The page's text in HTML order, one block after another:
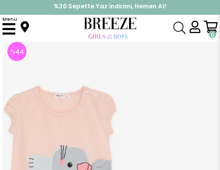
%30 Sepette Yaz İndirimi, Hemen Al!
İndirimlere ek %10 İndirimi Kap, Hemen Üye Ol!
0
Menu
Anasayfa Takımlar Kapri & Şort Takım
%44